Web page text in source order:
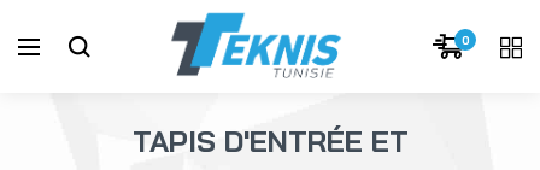
0
TAPIS D'ENTRÉE ET